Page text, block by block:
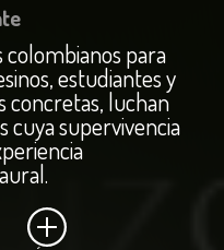
colombianos para
estudiantes y
concretas, luchan
cuya supervivencia